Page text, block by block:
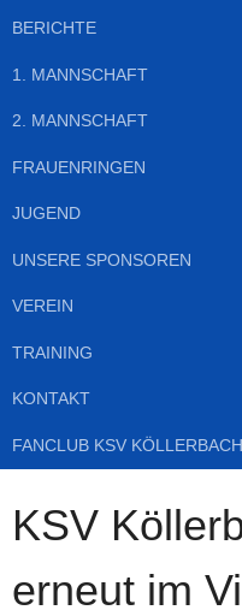
BERICHTE
1. MANNSCHAFT
2. MANNSCHAFT
FRAUENRINGEN
JUGEND
UNSERE SPONSOREN
VEREIN
TRAINING
KONTAKT
FANCLUB KSV KÖLLERBACH
KSV
erneut im